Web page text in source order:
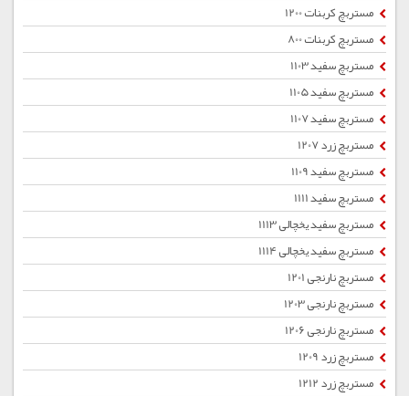
مستربچ کربنات 1200
مستربچ کربنات 800
مستربچ سفید 1103
مستربچ سفید 1105
مستربچ سفید 1107
مستربچ زرد 1207
مستربچ سفید 1109
مستربچ سفید 1111
مستربچ سفید یخچالی 1113
مستربچ سفید یخچالی 1114
مستربچ نارنجی 1201
مستربچ نارنجی 1203
مستربچ نارنجی 1206
مستربچ زرد 1209
مستربچ زرد 1212